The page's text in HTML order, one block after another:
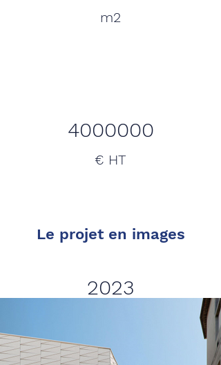
m2
4000000
€ HT
2023
Le projet en images